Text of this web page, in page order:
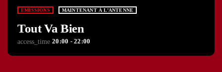
EMISSIONS MAINTENANT À L’ANTENNE
Tout Va Bien
access_time 20:00 - 22:00